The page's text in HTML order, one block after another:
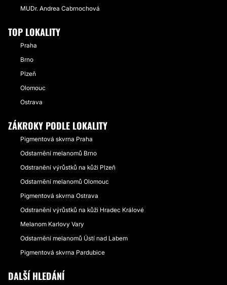
MUDr. Andrea Cabrnochová
TOP LOKALITY
Praha
Brno
Plzeň
Olomouc
Ostrava
ZÁKROKY PODLE LOKALITY
Pigmentová skvrna Praha
Odstarnění melanomů Brno
Odstranění výrůstků na kůži Plzeň
Odstarnění melanomů Olomouc
Pigmentová skvrna Ostrava
Odstranění výrůstků na kůži Hradec Králové
Melanom Karlovy Vary
Odstarnění melanomů Ústí nad Labem
Pigmentová skvrna Pardubice
DALŠÍ HLEDÁNÍ